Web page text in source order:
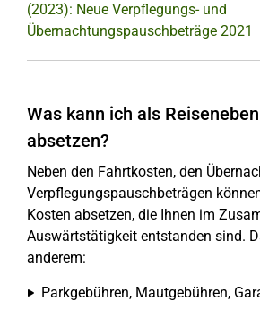
(2023): Neue Verpflegungs- und
Übernachtungspauschbeträge 2021
Was kann ich als
absetzen?
Neben den Fahrtkosten, den
Verpflegungspauschbeträgen
Kosten absetzen, die Ihnen im
Auswärtstätigkeit entstanden sind.
anderem:
Parkgebühren, Mautgebühren,